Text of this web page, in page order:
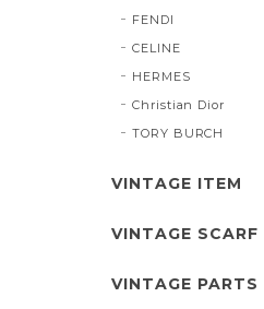
FENDI
CELINE
HERMES
Christian Dior
TORY BURCH
VINTAGE ITEM
VINTAGE SCARF
VINTAGE PARTS